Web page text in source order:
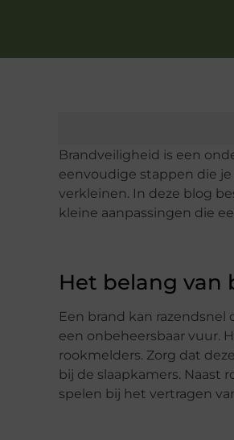
Brandveiligheid is een
eenvoudige stappen die
verkleinen. In deze blog
kleine aanpassingen die
Het belang van
Een brand kan
een onbeheersbaar vuur.
rookmelders. Zorg dat
bij de slaapkamers. Naast
spelen bij het vertragen